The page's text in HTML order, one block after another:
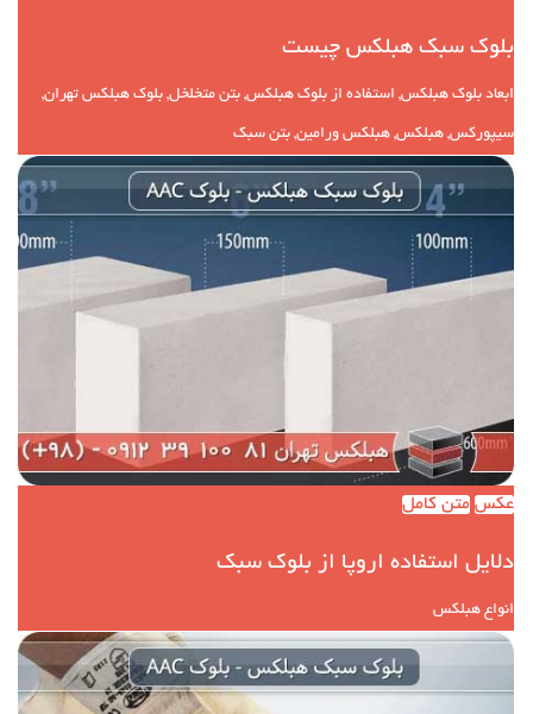
بلوک سبک هبلکس چیست
ابعاد بلوک هبلکس, استفاده از بلوک هبلکس, بتن متخلخل, بلوک هبلکس تهران,
سیپورکس, هبلکس, هبلکس ورامین, بتن سبک
عکس متن کامل
دلایل استفاده اروپا از بلوک سبک
انواع هبلکس